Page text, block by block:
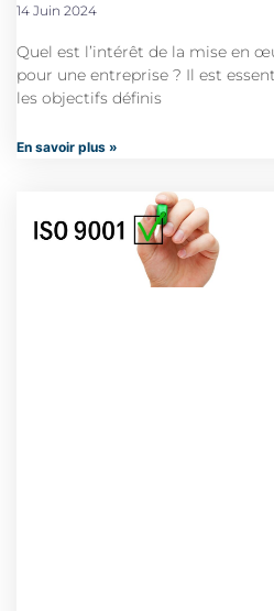
14 Juin 2024
Quel est l’intérêt de la mise en
pour une entreprise ? Il est
les objectifs définis
En savoir plus »